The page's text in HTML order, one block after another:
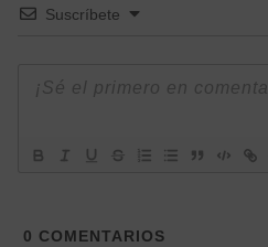
Suscríbete
0 COMENTARIOS